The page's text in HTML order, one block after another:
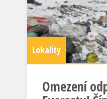
Lokality
Omezení